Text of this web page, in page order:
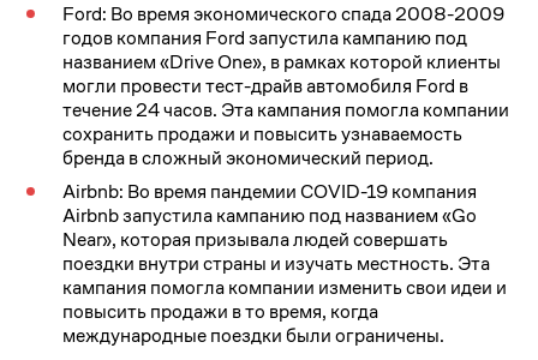
Ford: Во время экономического спада 2008-2009
годов компания Ford запустила кампанию под
названием «Drive One», в рамках которой клиенты
могли провести тест-драйв автомобиля Ford в
течение 24 часов. Эта кампания помогла компании
сохранить продажи и повысить узнаваемость
бренда в сложный экономический период.
Airbnb: Во время пандемии COVID-19 компания
Airbnb запустила кампанию под названием «Go
Near», которая призывала людей совершать
поездки внутри страны и изучать местность. Эта
кампания помогла компании изменить свои идеи и
повысить продажи в то время, когда
международные поездки были ограничены.